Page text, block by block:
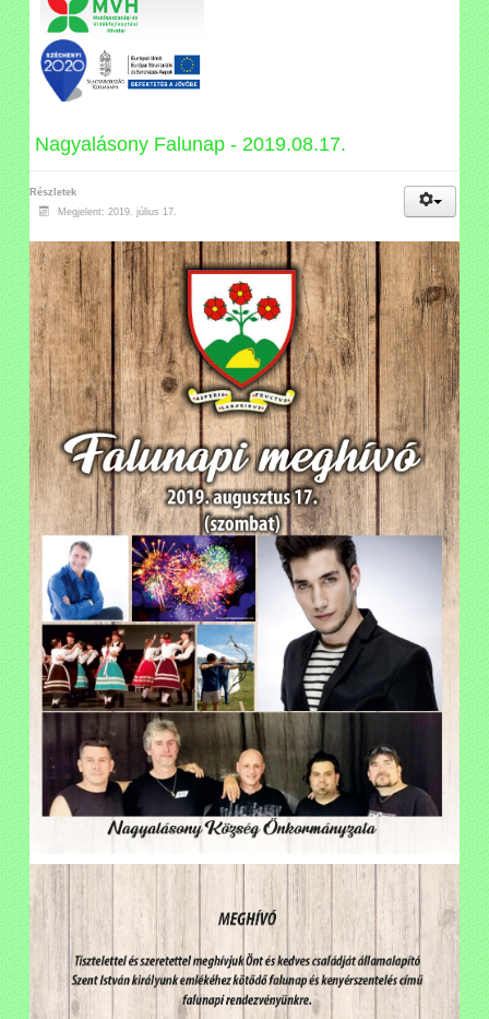
Nagyalásony Falunap - 2019.08.17.
Részletek
Megjelent: 2019. július 17.